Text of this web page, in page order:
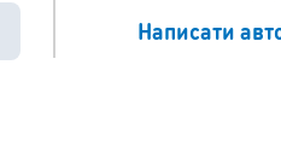
Написати